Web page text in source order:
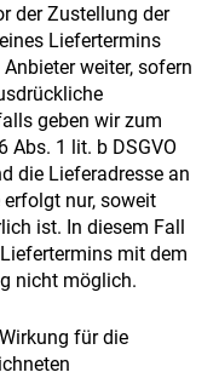
der Zustellung der
Liefertermins
weiter, sofern
geben wir zum
Abs. 1 lit. b DSGVO
die Lieferadresse an
erfolgt nur, soweit
ist. In diesem Fall
mit dem
nicht möglich.
für die